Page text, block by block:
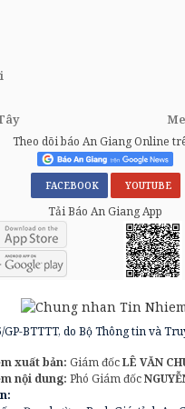
Theo dõi báo An Giang Online
FACEBOOK YOUTUBE
Tải Báo An Giang App
GP-BTTTT, do Bộ Thông tin và
xuất bản: Giám đốcLÊ VĂN
nội dung: Phó Giám đốc